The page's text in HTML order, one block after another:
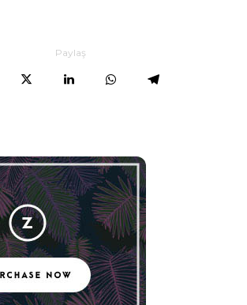
Paylaş